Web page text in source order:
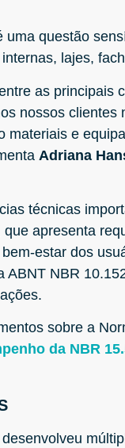
uma questão
lajes,
as
nossos
materiais e
Adriana
técnicas
apresenta
estar dos
ABNT NBR
sobre a
da NBR